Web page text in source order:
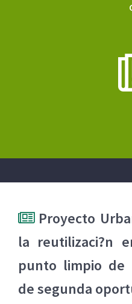
Proyecto
la reutilizaci?n
punto limpio de
de segunda